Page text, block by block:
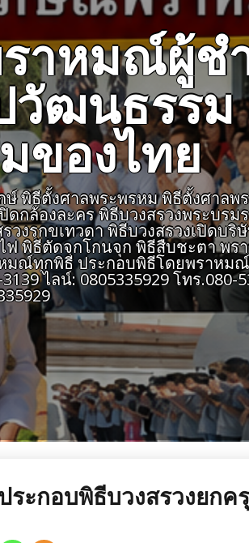
าหมณ์ผู้
ฒนธรรม
ของไทย
พิธีตั้งศาลพระพรหม พิธีตั้งศาลพ
กล้องละคร พิธีบวงสรวงพระบรม
รุกขเทวดา พิธีบวงสรวงเปิดบริ
ฟ พิธีตัดจุกโกนจุก พิธีสืบชะตา พ
มณ์ทุกพิธี ประกอบพิธีโดยพราห
ไลน์: 0805335929 โทร.080-
ระกอบพิธีบวงสรวงยกค